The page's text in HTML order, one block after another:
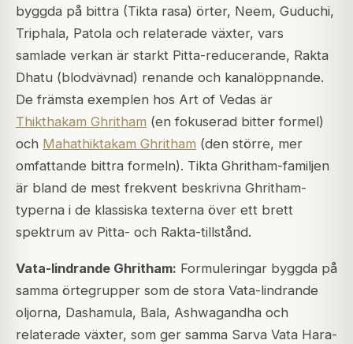
byggda på bittra (Tikta rasa) örter, Neem, Guduchi,
Triphala, Patola och relaterade växter, vars
samlade verkan är starkt Pitta-reducerande, Rakta
Dhatu (blodvävnad) renande och kanalöppnande.
De främsta exemplen hos Art of Vedas är
Thikthakam Ghritham (en fokuserad bitter formel)
och Mahathiktakam Ghritham (den större, mer
omfattande bittra formeln). Tikta Ghritham-familjen
är bland de mest frekvent beskrivna Ghritham-
typerna i de klassiska texterna över ett brett
spektrum av Pitta- och Rakta-tillstånd.
Vata-lindrande Ghritham: Formuleringar byggda på
samma örtegrupper som de stora Vata-lindrande
oljorna, Dashamula, Bala, Ashwagandha och
relaterade växter, som ger samma Sarva Vata Hara-